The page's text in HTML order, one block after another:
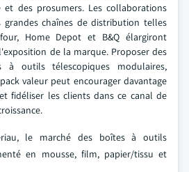
et des prosumers. Les collaborations
grandes chaînes de distribution telles
Home Depot et B&Q élargiront
de la marque. Proposer des
à outils télescopiques modulaires,
valeur peut encourager davantage
fidéliser les clients dans ce canal de
le marché des boîtes à outils
en mousse, film, papier/tissu et